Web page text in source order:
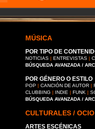
MÚSICA
POR TIPO DE
NOTICIAS | ENTREVISTAS |
BÚSQUEDA AVANZADA /
POR GÉNERO O ESTILO
POP | CANCIÓN DE AUTOR |
CLUBBING | INDIE | FUNK |
BÚSQUEDA AVANZADA /
CULTURALES / OCIO
ARTES ESCÉNICAS